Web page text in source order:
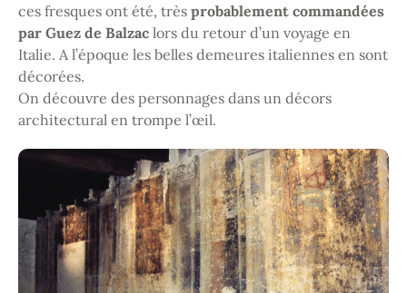
ces fresques ont été, très probablement commandées
par Guez de Balzac lors du retour d’un voyage en
Italie. A l’époque les belles demeures italiennes en sont
décorées.
On découvre des personnages dans un décors
architectural en trompe l’œil.